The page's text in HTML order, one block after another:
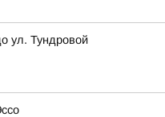
ул. Тундровой